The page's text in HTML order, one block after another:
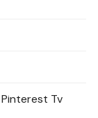
Pinterest Tv